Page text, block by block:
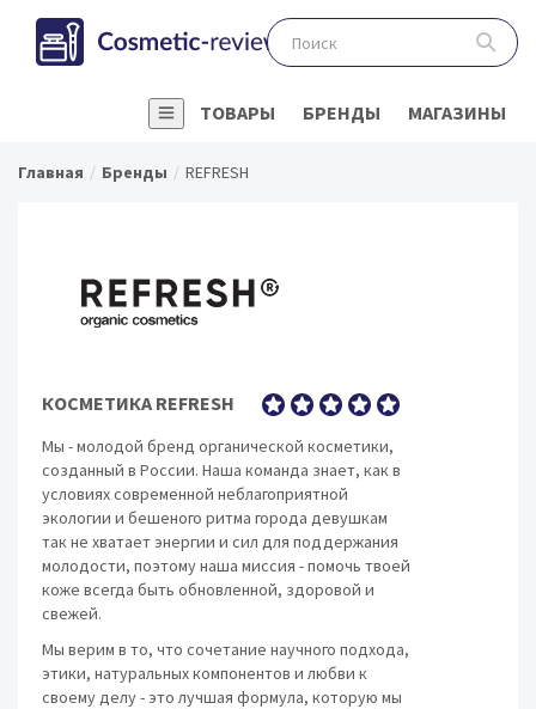
ТОВАРЫ БРЕНДЫ МАГАЗИНЫ
Главная Бренды REFRESH
КОСМЕТИКА REFRESH
Мы - молодой бренд органической косметики,
созданный в России. Наша команда знает, как в
условиях современной неблагоприятной
экологии и бешеного ритма города девушкам
так не хватает энергии и сил для поддержания
молодости, поэтому наша миссия - помочь твоей
коже всегда быть обновленной, здоровой и
свежей.
Мы верим в то, что сочетание научного подхода,
этики, натуральных компонентов и любви к
своему делу - это лучшая формула, которую мы